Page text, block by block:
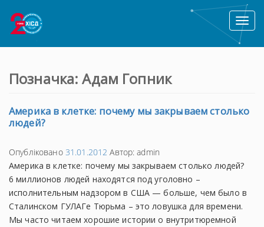
Toggle
Позначка:Адам Гопник
Америка в клетке: почему мы закрываем столько
людей?
Опубліковано 31.01.2012 Автор:admin
Америка в клетке: почему мы закрываем столько людей?
6 миллионов людей находятся под уголовно –
исполнительным надзором в США — больше, чем было в
Сталинском ГУЛАГе Тюрьма – это ловушка для времени.
Мы часто читаем хорошие истории о внутритюремной